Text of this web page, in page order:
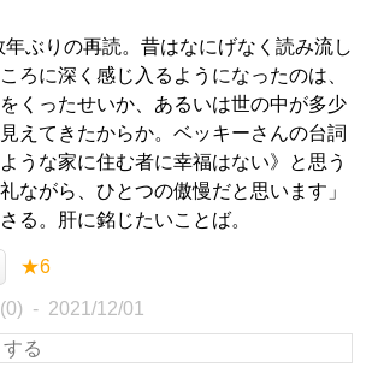
年ぶりの再読。昔はなにげなく読み流し
ろに深く感じ入るようになったのは、
くったせいか、あるいは世の中が多少
えてきたからか。ベッキーさんの台詞
ような家に住む者に幸福はない》と思う
ながら、ひとつの傲慢だと思います」
る。肝に銘じたいことば。
★6
2021/12/01